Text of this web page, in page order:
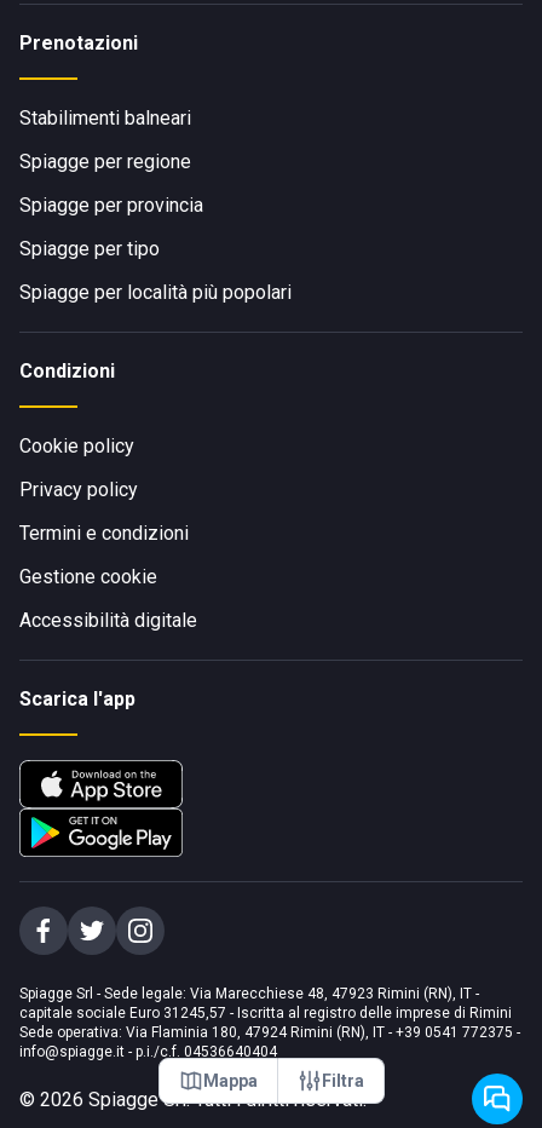
Mappa Filtra
Prenotazioni
Stabilimenti balneari
Spiagge per regione
Spiagge per provincia
Spiagge per tipo
Spiagge per località più popolari
Condizioni
Cookie policy
Privacy policy
Termini e condizioni
Gestione cookie
Accessibilità digitale
Scarica l'app
Spiagge Srl - Sede legale: Via Marecchiese 48, 47923 Rimini (RN), IT -
capitale sociale Euro 31245,57 - Iscritta al registro delle imprese di Rimini
Sede operativa: Via Flaminia 180, 47924 Rimini (RN), IT - +39 0541 772375 -
info@spiagge.it - p.i./c.f. 04536640404
© 2026 Spiagge Srl. Tutti i diritti riservati.